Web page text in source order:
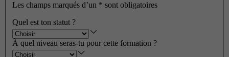
Les champs marqués d’un * sont obligatoires
Quel est ton statut ?
À quel niveau seras-tu pour cette formation ?